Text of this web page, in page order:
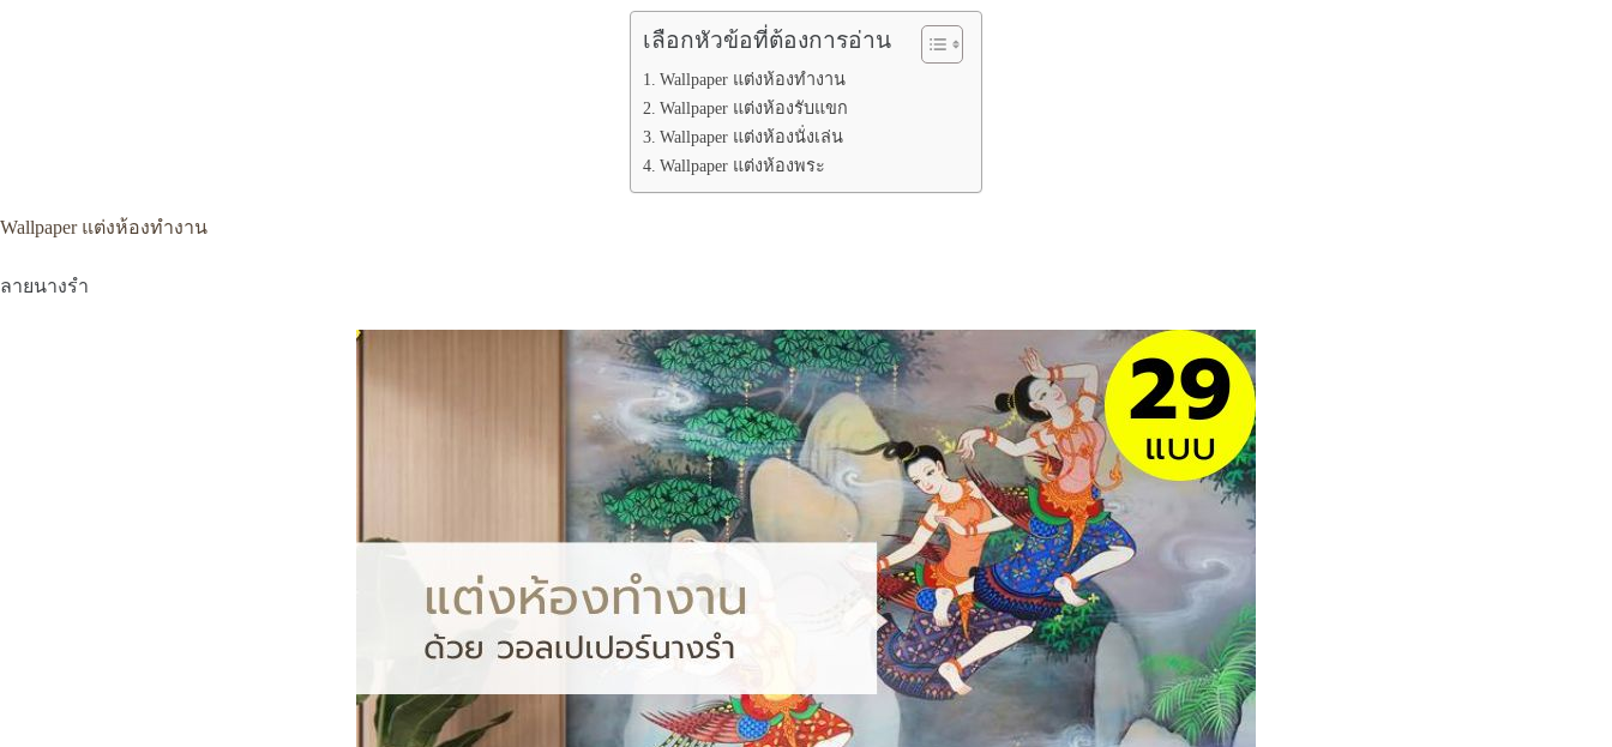
เลือกหัวข้อที่ต้องการอ่าน
Wallpaper แต่งห้องทำงาน
Wallpaper แต่งห้องรับแขก
Wallpaper แต่งห้องนั่งเล่น
Wallpaper แต่งห้องพระ
Wallpaper แต่งห้องทำงาน
ลายนางรำ